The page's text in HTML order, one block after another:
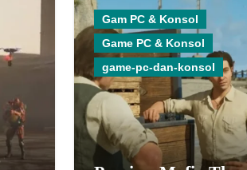
Gam PC & Konsol
Game PC & Konsol
game-pc-dan-konsol